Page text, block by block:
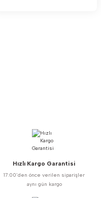
Hızlı Kargo Garantisi
17:00’den önce verilen siparişler
aynı gün kargo